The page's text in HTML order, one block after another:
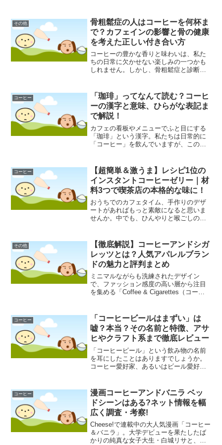
その他
骨粗鬆症の人はコーヒーを何杯ま
で？カフェインの影響と骨の健康
を考えた正しい付き合い方
コーヒーの豊かな香りと味わいは、私た
ちの日常に欠かせない楽しみの一つかも
しれません。しかし、骨粗鬆症と診断さ
は？」「一体、一日に何杯までなら飲ん
でも良いのだろう？」といっ...
コーヒー
「珈琲」ってなんて読む？コーヒ
ーの漢字と意味、ひらがな表記ま
で解説！
カフェの看板やメニューでふと目にする
「珈琲」という漢字。私たちは日常的に
「コーヒー」を飲んでいますが、この漢
存知の方は少ないかもしれません。この
記事では、「珈琲」という...
コーヒー
【超簡単＆激うま】レシピ1位の
インスタントコーヒーゼリー｜材
料3つで喫茶店の本格的な味に！
おうちでのカフェタイム、手作りのデザ
ートがあればもっと素敵になると思いま
せんか。中でも、ひんやりと喉ごしの良
「作るのが難しそう」「材料を揃えるの
が面倒」と感じている方も...
その他
【徹底解説】コーヒーアンドシガ
レッツとは？人気アパレルブラン
ドの魅力と評判まとめ
ミニマルながらも洗練されたデザイン
で、ファッション感度の高い層から注目
を集める「Coffee & Cigarettes（コーヒ
くの人々を惹きつけてやみません。しか
し、そ...
コーヒー
「コーヒービールはまずい」は
嘘？本当？その名前と特徴、アサ
ヒやクラフト系まで徹底レビュー
「コーヒービール」という飲み物の名前
を耳にしたことはありますでしょうか。
コーヒー愛好家、あるいはビール愛好家
かし同時に、インターネットなどで検索
すると「コーヒー ビール...
コーヒー
漫画コーヒーアンドバニラ ベッ
ドシーンはある?ネット情報を幅
広く調査・考察!
Cheese!で連載中の大人気漫画「コーヒー
＆バニラ」。大学デビューを果たしたば
かりの純真な女子大生・白城リサと、パ